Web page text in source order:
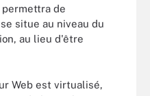
de
situe au niveau du
au lieu d'être
Web est virtualisé,